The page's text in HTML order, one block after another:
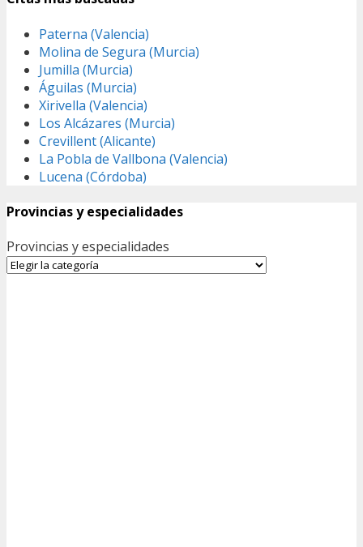
Paterna (Valencia)
Molina de Segura (Murcia)
Jumilla (Murcia)
Águilas (Murcia)
Xirivella (Valencia)
Los Alcázares (Murcia)
Crevillent (Alicante)
La Pobla de Vallbona (Valencia)
Lucena (Córdoba)
Provincias y especialidades
Provincias y especialidades